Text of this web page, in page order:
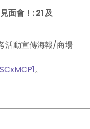
會！: 21 及
活動宣傳海報/商場
。